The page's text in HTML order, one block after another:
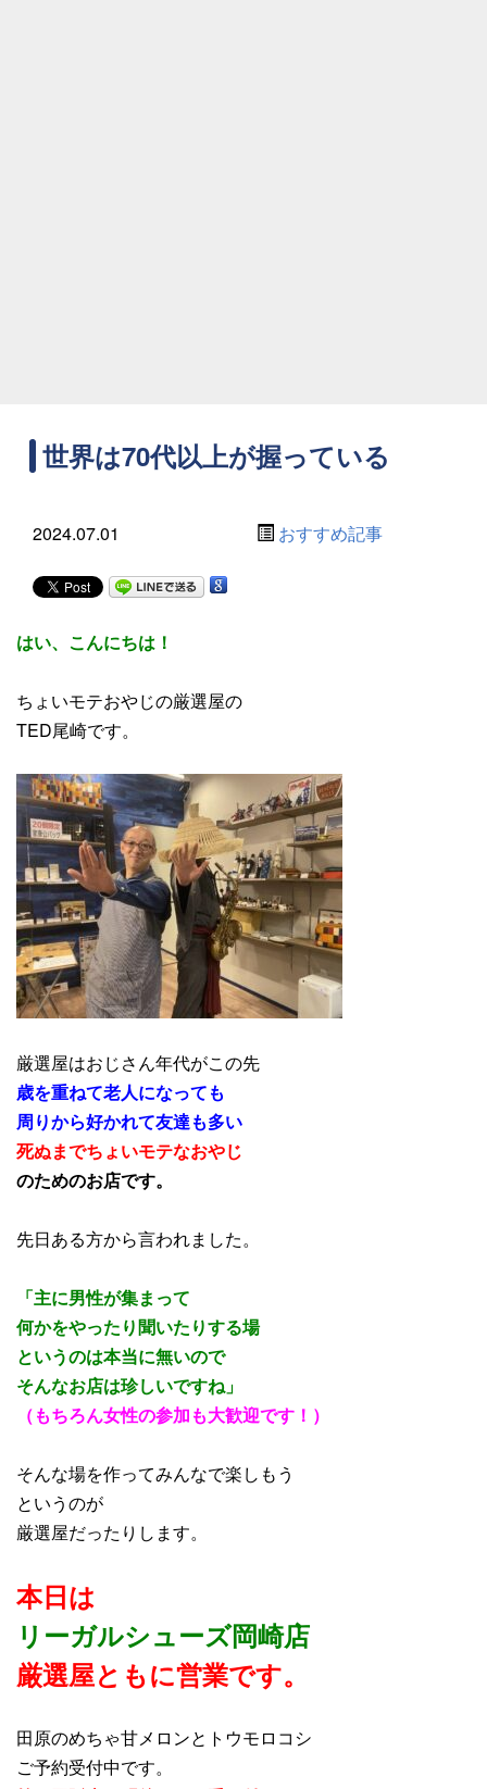
世界は70代以上が握っている
2024.07.01 おすすめ記事
はい、こんにちは！
ちょいモテおやじの厳選屋の
TED尾崎です。
厳選屋はおじさん年代がこの先
歳を重ねて老人になっても
周りから好かれて友達も多い
死ぬまでちょいモテなおやじ
のためのお店です。
先日ある方から言われました。
「主に男性が集まって
何かをやったり聞いたりする場
というのは本当に無いので
そんなお店は珍しいですね」
（もちろん女性の参加も大歓迎です！）
そんな場を作ってみんなで楽しもう
というのが
厳選屋だったりします。
本日は
リーガルシューズ岡崎店
厳選屋ともに営業です。
田原のめちゃ甘メロンとトウモロコシ
ご予約受付中です。